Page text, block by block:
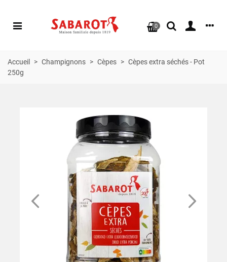
0
Accueil > Champignons > Cèpes > Cèpes extra séchés - Pot
250g